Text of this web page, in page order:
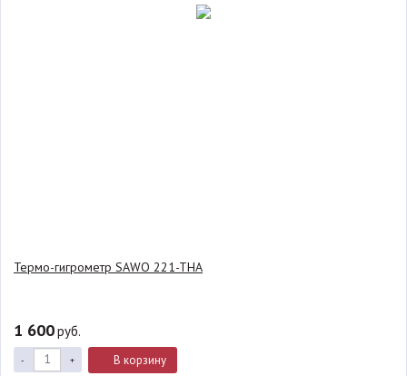
Термо-гигрометр SAWO 221-THA
1 600руб.
- + В корзину